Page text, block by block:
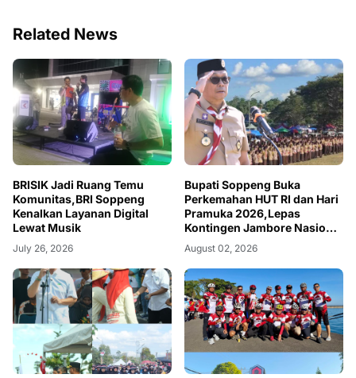
Related News
BRISIK Jadi Ruang Temu
Komunitas,BRI Soppeng
Kenalkan Layanan Digital
Lewat Musik
July 26, 2026
Bupati Soppeng Buka
Perkemahan HUT RI dan Hari
Pramuka 2026,Lepas
Kontingen Jambore Nasional
XII
August 02, 2026